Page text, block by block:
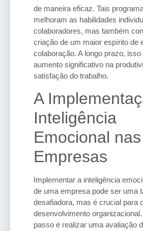
de maneira eficaz. Tais
melhoram as habilidades
colaboradores, mas também
criação de um maior espírito de
colaboração. A longo prazo,
aumento significativo na
satisfação do trabalho.
A
Inteligência
Emocional nas
Empresas
Implementar a inteligência
de uma empresa pode ser uma
desafiadora, mas é crucial para
desenvolvimento
passo é realizar uma avaliação